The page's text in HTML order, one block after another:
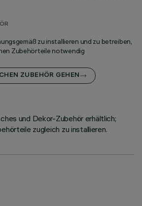
zu installieren und zu betreiben,
Zubehörteile notwendig
ZUBEHÖR GEHEN
und Dekor-Zubehör erhältlich;
zugleich zu installieren.